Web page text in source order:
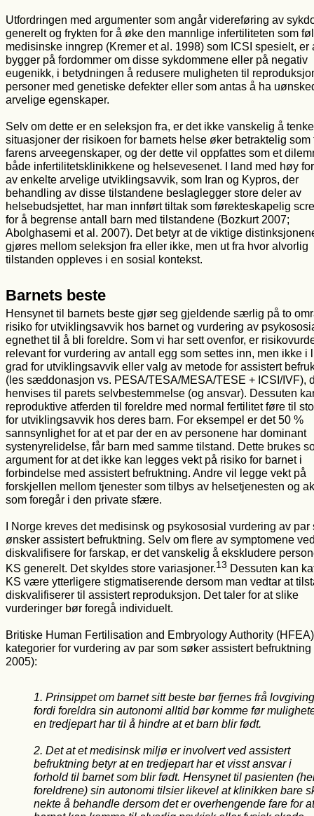
Utfordringen med argumenter som angår videreføring av
generelt og frykten for å øke den mannlige infertiliteten som
medisinske inngrep (Kremer et al. 1998) som ICSI spesielt, er
bygger på fordommer om disse sykdommene eller på negativ
eugenikk, i betydningen å redusere muligheten til
personer med genetiske defekter eller som antas å ha
arvelige egenskaper.
Selv om dette er en seleksjon fra, er det ikke vanskelig å
situasjoner der risikoen for barnets helse øker betraktelig som
farens arveegenskaper, og der dette vil oppfattes som et
både infertilitetsklinikkene og helsevesenet. I land med høy
av enkelte arvelige utviklingsavvik, som Iran og Kypros, der
behandling av disse tilstandene beslaglegger store deler av
helsebudsjettet, har man innført tiltak som førekteskapelig
for å begrense antall barn med tilstandene (Bozkurt 2007;
Abolghasemi et al. 2007). Det betyr at de viktige
gjøres mellom seleksjon fra eller ikke, men ut fra hvor alvorlig
tilstanden oppleves i en sosial kontekst.
Barnets beste
Hensynet til barnets beste gjør seg gjeldende særlig på to
risiko for utviklingsavvik hos barnet og vurdering av
egnethet til å bli foreldre. Som vi har sett ovenfor, er
relevant for vurdering av antall egg som settes inn, men ikke i
grad for utviklingsavvik eller valg av metode for assistert
(les sæddonasjon vs. PESA/TESA/MESA/TESE + ICSI/IVF),
henvises til parets selvbestemmelse (og ansvar). Dessuten
reproduktive atferden til foreldre med normal fertilitet føre til
for utviklingsavvik hos deres barn. For eksempel er det 50 %
sannsynlighet for at et par der en av personene har dominant
systenyrelidelse, får barn med samme tilstand. Dette brukes
argument for at det ikke kan legges vekt på risiko for barnet i
forbindelse med assistert befruktning. Andre vil legge vekt på
forskjellen mellom tjenester som tilbys av helsetjenesten og
som foregår i den private sfære.
I Norge kreves det medisinsk og psykososial vurdering av par
ønsker assistert befruktning. Selv om flere av symptomene
diskvalifisere for farskap, er det vanskelig å ekskludere
KS generelt. Det skyldes store variasjoner.13 Dessuten kan
KS være ytterligere stigmatiserende dersom man vedtar at
diskvalifiserer til assistert reproduksjon. Det taler for at slike
vurderinger bør foregå individuelt.
Britiske Human Fertilisation and Embryology Authority
kategorier for vurdering av par som søker assistert befruktning
2005):
1. Prinsippet om barnet sitt beste bør fjernes frå
fordi foreldra sin autonomi alltid bør komme før
en tredjepart har til å hindre at et barn blir født.
2. Det at et medisinsk miljø er involvert ved assistert
befruktning betyr at en tredjepart har et visst ansvar i
forhold til barnet som blir født. Hensynet til pasienten
foreldrene) sin autonomi tilsier likevel at klinikken bare
nekte å behandle dersom det er overhengende fare for at